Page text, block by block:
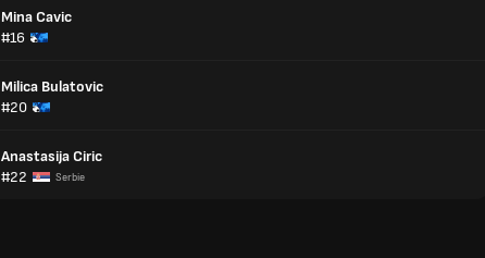
Mina Cavic
#16
Milica Bulatovic
#20
Anastasija Ciric
#22
Serbie